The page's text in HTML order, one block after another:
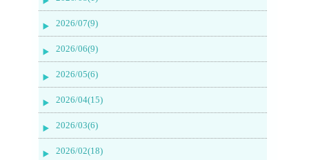
2026/07(9)
2026/06(9)
2026/05(6)
2026/04(15)
2026/03(6)
2026/02(18)